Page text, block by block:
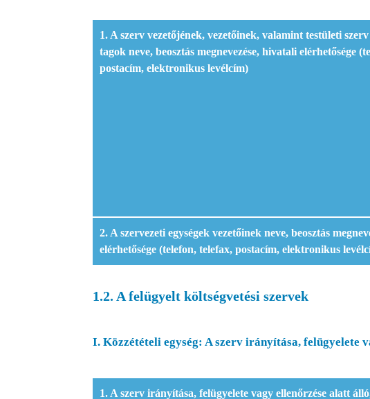
1. A szerv vezetőjének, vezetőinek, valamint testületi
tagok neve, beosztás megnevezése, hivatali elérhetősége
postacím, elektronikus levélcím)
2. A szervezeti egységek vezetőinek neve, beosztás
elérhetősége (telefon, telefax, postacím, elektronikus
1.2. A felügyelt költségvetési szervek
I. Közzétételi egység: A szerv irányítása, felügyelete
1. A szerv irányítása, felügyelete vagy ellenőrzése alatt